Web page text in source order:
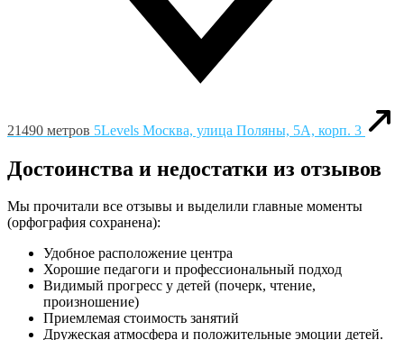
21490 метров 5Levels Москва, улица Поляны, 5А, корп. 3
Достоинства и недостатки из отзывов
Мы прочитали все отзывы и выделили главные моменты
(орфография сохранена):
Удобное расположение центра
Хорошие педагоги и профессиональный подход
Видимый прогресс у детей (почерк, чтение,
произношение)
Приемлемая стоимость занятий
Дружеская атмосфера и положительные эмоции детей.